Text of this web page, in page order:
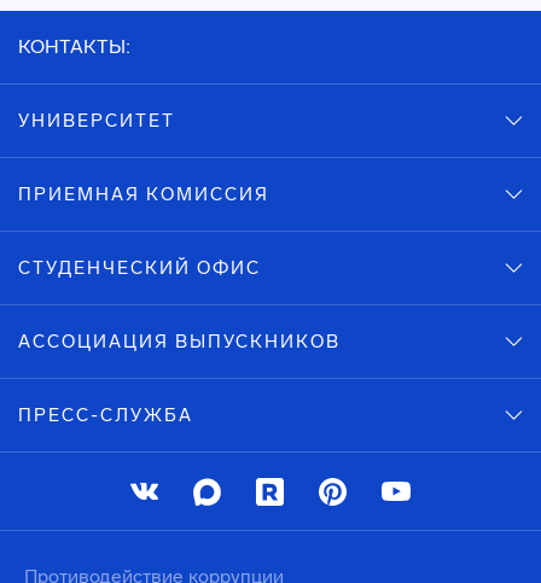
КОНТАКТЫ:
УНИВЕРСИТЕТ
ПРИЕМНАЯ КОМИССИЯ
СТУДЕНЧЕСКИЙ ОФИС
АССОЦИАЦИЯ ВЫПУСКНИКОВ
ПРЕСС-СЛУЖБА
Противодействие коррупции